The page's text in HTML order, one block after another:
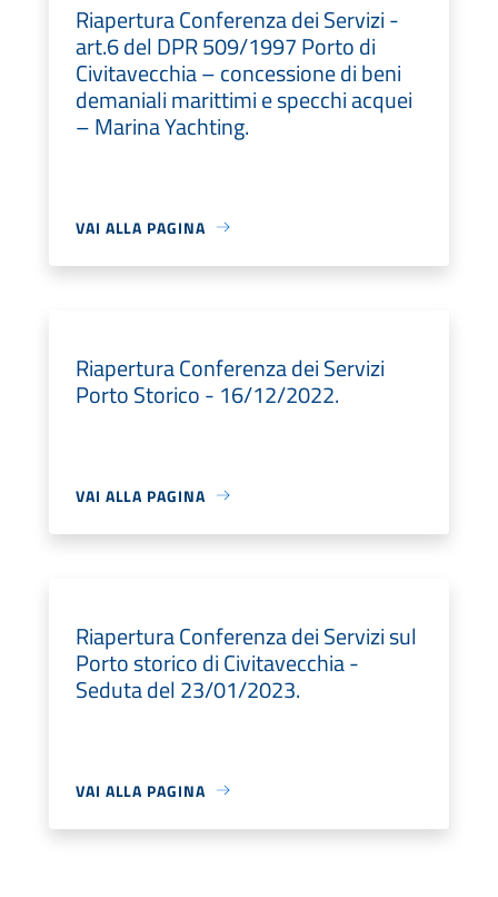
Riapertura Conferenza dei Servizi -
art.6 del DPR 509/1997 Porto di
Civitavecchia – concessione di beni
demaniali marittimi e specchi acquei
– Marina Yachting.
VAI ALLA PAGINA
Riapertura Conferenza dei Servizi
Porto Storico - 16/12/2022.
VAI ALLA PAGINA
Riapertura Conferenza dei Servizi sul
Porto storico di Civitavecchia -
Seduta del 23/01/2023.
VAI ALLA PAGINA